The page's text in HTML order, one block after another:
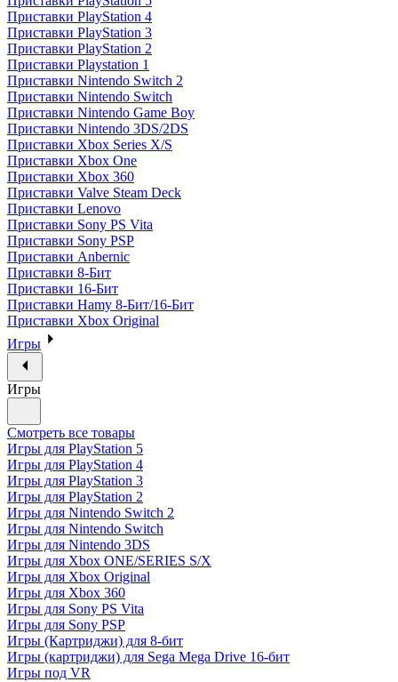
Приставки PlayStation 4
Приставки PlayStation 3
Приставки PlayStation 2
Приставки Playstation 1
Приставки Nintendo Switch 2
Приставки Nintendo Switch
Приставки Nintendo Game Boy
Приставки Nintendo 3DS/2DS
Приставки Xbox Series X/S
Приставки Xbox One
Приставки Xbox 360
Приставки Valve Steam Deck
Приставки Lenovo
Приставки Sony PS Vita
Приставки Sony PSP
Приставки Anbernic
Приставки 8-Бит
Приставки 16-Бит
Приставки Hamy 8-Бит/16-Бит
Приставки Xbox Original
Игры
Игры
Смотреть все товары
Игры для PlayStation 5
Игры для PlayStation 4
Игры для PlayStation 3
Игры для PlayStation 2
Игры для Nintendo Switch 2
Игры для Nintendo Switch
Игры для Nintendo 3DS
Игры для Xbox ONE/SERIES S/X
Игры для Xbox Original
Игры для Xbox 360
Игры для Sony PS Vita
Игры для Sony PSP
Игры (Картриджи) для 8-бит
Игры (картриджи) для Sega Mega Drive 16-бит
Игры под VR